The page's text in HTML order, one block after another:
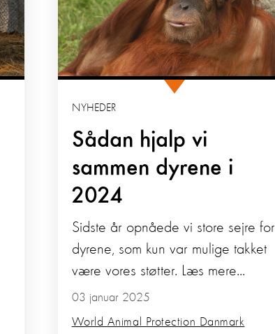
Sådan hjalp vi
sammen dyrene i
2024
NYHEDER
03 januar 2025
World Animal Protection Danmark
Sidste år opnåede vi store sejre for
dyrene, som kun var mulige takket
være vores støtter. Læs mere...